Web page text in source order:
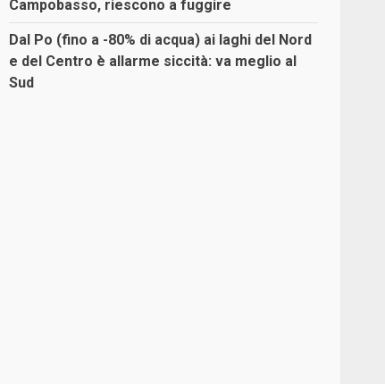
Campobasso, riescono a fuggire
Dal Po (fino a -80% di acqua) ai laghi del Nord
e del Centro è allarme siccità: va meglio al
Sud